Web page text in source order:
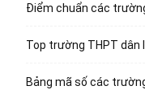
Điểm chuẩn các
Top trường THPT dân
Bảng mã số các